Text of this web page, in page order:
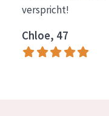
Expert
HAUTTYP
verspricht!
Chloe, 47